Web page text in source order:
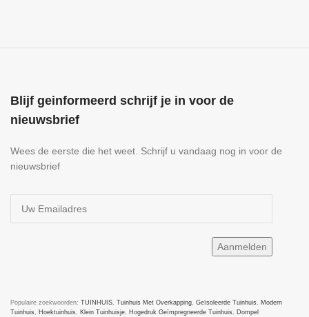
Blijf geinformeerd schrijf je in voor de
nieuwsbrief
Wees de eerste die het weet. Schrijf u vandaag nog in voor de
nieuwsbrief
Populaire zoekwoorden: TUINHUIS, Tuinhuis Met Overkapping, Geïsoleerde Tuinhuis , Modern
Tuinhuis , Hoektuinhuis , Klein Tuinhuisje, Hogedruk Geïmpregneerde Tuinhuis , Dompel